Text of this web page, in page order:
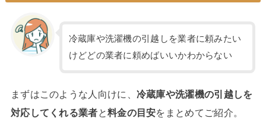
冷蔵庫や洗濯機の引越しを業者に頼みたい
けどどの業者に頼めばいいかわからない
まずはこのような人向けに、 冷蔵庫や洗濯機の引越しを
対応してくれる業者と料金の目安をまとめてご紹介。